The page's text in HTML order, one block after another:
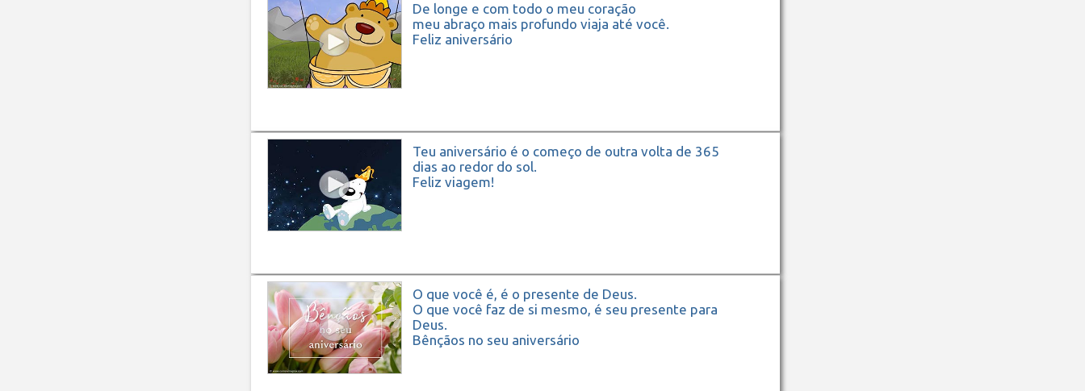
De longe e com todo o meu coração
meu abraço mais profundo viaja até você.
Feliz aniversário
Teu aniversário é o começo de outra volta de 365
dias ao redor do sol.
Feliz viagem!
O que você é, é o presente de Deus.
O que você faz de si mesmo, é seu presente para
Deus.
Bênçãos no seu aniversário